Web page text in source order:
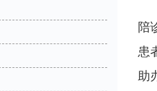
陪
患
助